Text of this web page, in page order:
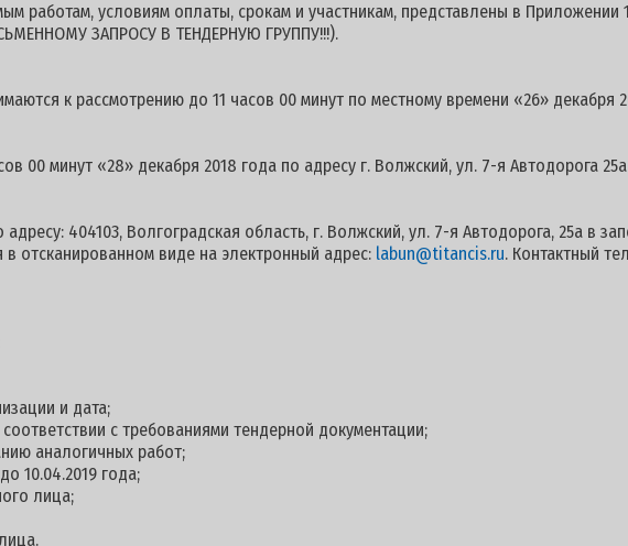
работам, условиям оплаты, срокам и участникам, представлены в Приложении
ЗАПРОСУ В ТЕНДЕРНУЮ ГРУППУ!!!).
к рассмотрению до 11 часов 00 минут по местному времени «26» декабря
00 минут «28» декабря 2018 года по адресу г. Волжский, ул. 7-я Автодорога 25а
404103, Волгоградская область, г. Волжский, ул. 7-я Автодорога, 25а в
отсканированном виде на электронный адрес: labun@titancis.ru. Контактный
и дата;
с требованиями тендерной документации;
аналогичных работ;
10.04.2019 года;
лица;